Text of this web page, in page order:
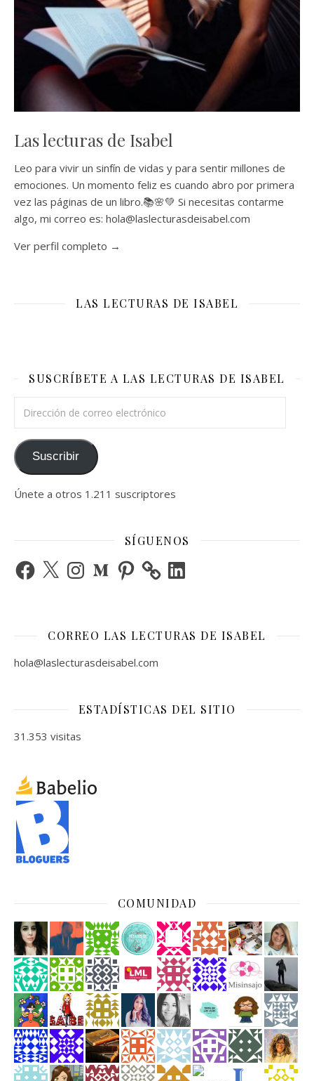
Las lecturas de Isabel
Leo para vivir un sinfín de vidas y para sentir millones de
emociones. Un momento feliz es cuando abro por primera
vez las páginas de un libro.📚🌸💚 Si necesitas contarme
algo, mi correo es: hola@laslecturasdeisabel.com
Ver perfil completo →
LAS LECTURAS DE ISABEL
SUSCRÍBETE A LAS LECTURAS DE ISABEL
Suscribir
Únete a otros 1.211 suscriptores
SÍGUENOS
Facebook
X InstagramMediumPinterest LinkedIn
CORREO LAS LECTURAS DE ISABEL
hola@laslecturasdeisabel.com
ESTADÍSTICAS DEL SITIO
31.353 visitas
COMUNIDAD